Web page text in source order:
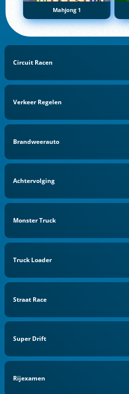
Mahjong 1
Circuit Racen
Verkeer Regelen
Brandweerauto
Achtervolging
Monster Truck
Truck Loader
Straat Race
Super Drift
Rijexamen